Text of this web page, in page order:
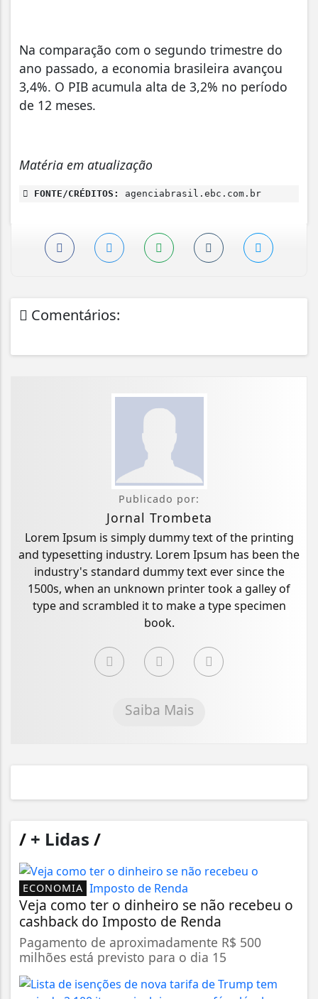
Na comparação com o segundo trimestre do
ano passado, a economia brasileira avançou
3,4%. O PIB acumula alta de 3,2% no período
de 12 meses.
Matéria em atualização
FONTE/CRÉDITOS: agenciabrasil.ebc.com.br
Comentários:
Publicado por:
Jornal Trombeta
Lorem Ipsum is simply dummy text of the printing
and typesetting industry. Lorem Ipsum has been the
industry's standard dummy text ever since the
1500s, when an unknown printer took a galley of
type and scrambled it to make a type specimen
book.
Saiba Mais
/ + Lidas /
ECONOMIA
Veja como ter o dinheiro se não recebeu o
cashback do Imposto de Renda
Pagamento de aproximadamente R$ 500
milhões está previsto para o dia 15